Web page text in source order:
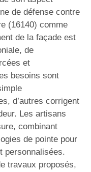
de défense contre
(16140) comme
de la façade est
de
et
besoins sont
d’autres corrigent
Les artisans
combinant
de pointe pour
personnalisées.
travaux proposés,